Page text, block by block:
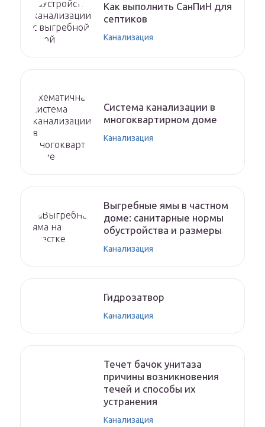
Как выполнить СанПиН для
септиков
Канализация
Система канализации в
многоквартирном доме
Канализация
Выгребные ямы в частном
доме: санитарные нормы
обустройства и размеры
Канализация
Гидрозатвор
Канализация
Течет бачок унитаза
причины возникновения
течей и способы их
устранения
Канализация